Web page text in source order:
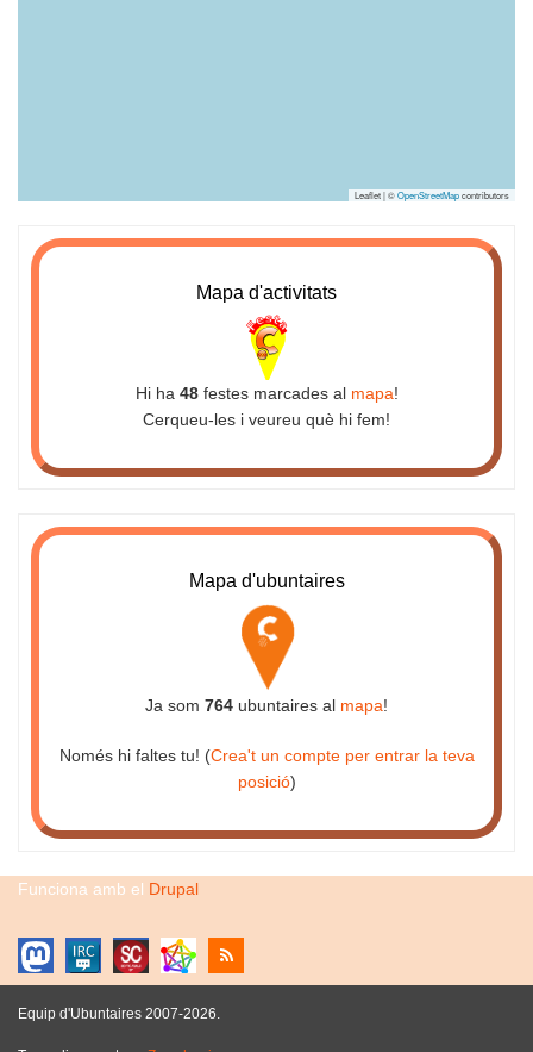
Leaflet | ©OpenStreetMapcontributors
Mapa d'activitats
Hi ha 48festes marcades al mapa!
Cerqueu-les i veureu què hi fem!
Mapa d'ubuntaires
Ja som 764 ubuntaires al mapa!
Només hi faltes tu! (Crea't un compte per entrar la teva
posició)
Funciona amb el Drupal
Equip d'Ubuntaires 2007-2026.